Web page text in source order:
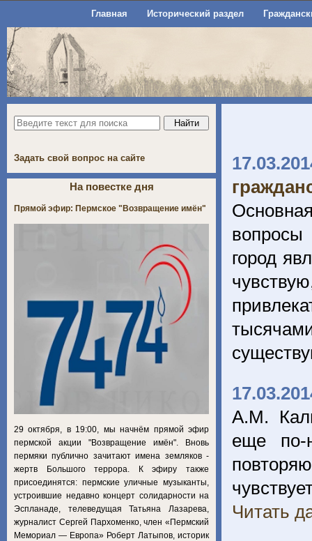
Главная Исторический раздел
вопросы
город
А.М.
еще по-
Читать
Задать свой вопрос на сайте
На повестке дня
Прямой эфир: Пермское "Возвращение имён"
29 октября, в 19:00, мы начнём прямой эфир
пермской акции "Возвращение имён". Вновь
пермяки публично зачитают имена земляков -
жертв Большого террора. К эфиру также
присоединятся: пермские уличные музыканты,
устроившие недавно концерт солидарности на
Эспланаде, телеведущая Татьяна Лазарева,
журналист Сергей Пархоменко, член «Пермский
Мемориал — Европа» Роберт Латыпов, историк